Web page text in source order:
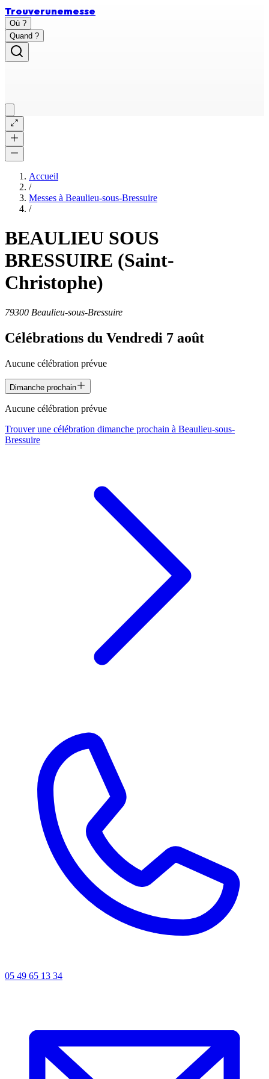
Trouverunemesse
Où ?
Quand ?
Accueil
/
Messes à Beaulieu-sous-Bressuire
/
BEAULIEU SOUS
BRESSUIRE (Saint-
Christophe)
79300 Beaulieu-sous-Bressuire
Célébrations du Vendredi 7 août
Aucune célébration prévue
Dimanche prochain
Aucune célébration prévue
Trouver une célébration dimanche prochain à Beaulieu-sous-
Bressuire
05 49 65 13 34